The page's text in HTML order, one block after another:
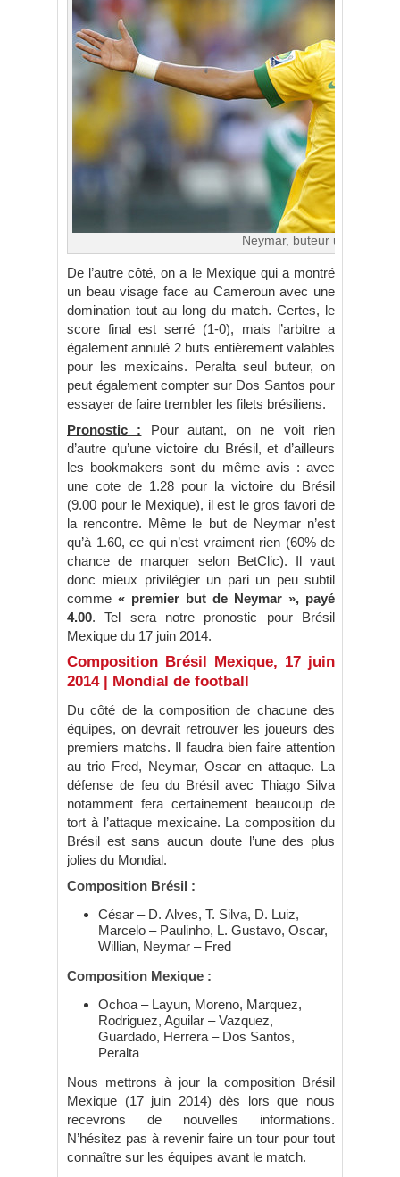
Neymar, buteur une
De l’autre côté, on a le Mexique qui a montré
un beau visage face au Cameroun avec une
domination tout au long du match. Certes, le
score final est serré (1-0), mais l’arbitre a
également annulé 2 buts entièrement valables
pour les mexicains. Peralta seul buteur, on
peut également compter sur Dos Santos pour
essayer de faire trembler les filets brésiliens.
Pronostic : Pour autant, on ne voit rien
d’autre qu’une victoire du Brésil, et d’ailleurs
les bookmakers sont du même avis : avec
une cote de 1.28 pour la victoire du Brésil
(9.00 pour le Mexique), il est le gros favori de
la rencontre. Même le but de Neymar n’est
qu’à 1.60, ce qui n’est vraiment rien (60% de
chance de marquer selon BetClic). Il vaut
donc mieux privilégier un pari un peu subtil
comme « premier but de Neymar », payé
4.00. Tel sera notre pronostic pour Brésil
Mexique du 17 juin 2014.
Composition Brésil Mexique, 17 juin
2014 | Mondial de football
Du côté de la composition de chacune des
équipes, on devrait retrouver les joueurs des
premiers matchs. Il faudra bien faire attention
au trio Fred, Neymar, Oscar en attaque. La
défense de feu du Brésil avec Thiago Silva
notamment fera certainement beaucoup de
tort à l’attaque mexicaine. La composition du
Brésil est sans aucun doute l’une des plus
jolies du Mondial.
Composition Brésil :
César – D. Alves, T. Silva, D. Luiz,
Marcelo – Paulinho, L. Gustavo, Oscar,
Willian, Neymar – Fred
Composition Mexique :
Ochoa – Layun, Moreno, Marquez,
Rodriguez, Aguilar – Vazquez,
Guardado, Herrera – Dos Santos,
Peralta
Nous mettrons à jour la composition Brésil
Mexique (17 juin 2014) dès lors que nous
recevrons de nouvelles informations.
N’hésitez pas à revenir faire un tour pour tout
connaître sur les équipes avant le match.